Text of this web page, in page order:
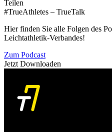
Teilen
#TrueAthletes – TrueTalk
Hier finden Sie alle Folgen des
Leichtathletik-Verbandes!
Zum Podcast
Jetzt Downloaden